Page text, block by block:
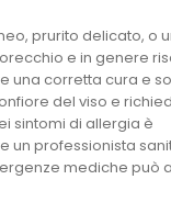
prurito delicato, o
e in genere
una corretta cura e
del viso e
sintomi di allergia è
professionista
mediche può